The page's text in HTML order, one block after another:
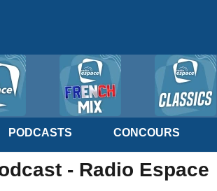
PODCASTS CONCOURS
- Radio Espace